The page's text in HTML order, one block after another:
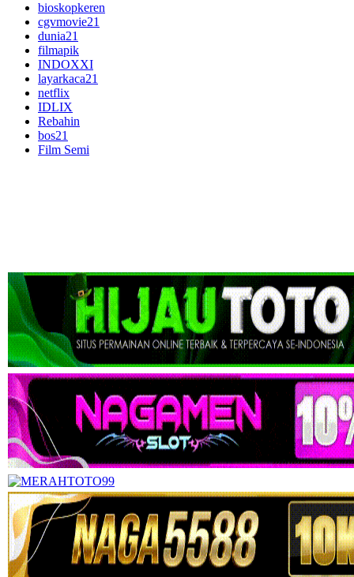
bioskopkeren
cgvmovie21
dunia21
filmapik
INDOXXI
layarkaca21
netflix
IDLIX
Rebahin
bos21
Film Semi